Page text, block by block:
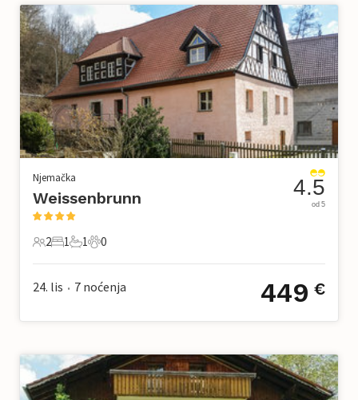
Njemačka
Weissenbrunn
2 Gosti
2
1 Spavaća soba
1
1 Kupaonica
1
0 Kućni ljubimac
0
4.5
od 5
24. lis • 7 noćenja 449 €